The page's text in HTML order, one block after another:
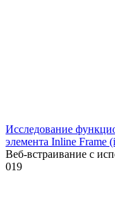
Исследование
элемента Inline Frame
Веб-встраивание с
019